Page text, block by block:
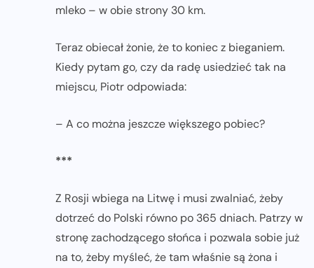
mleko – w obie strony 30 km.
Teraz obiecał żonie, że to koniec z bieganiem.
Kiedy pytam go, czy da radę usiedzieć tak na
miejscu, Piotr odpowiada:
– A co można jeszcze większego pobiec?
***
Z Rosji wbiega na Litwę i musi zwalniać, żeby
dotrzeć do Polski równo po 365 dniach. Patrzy w
stronę zachodzącego słońca i pozwala sobie już
na to, żeby myśleć, że tam właśnie są żona i